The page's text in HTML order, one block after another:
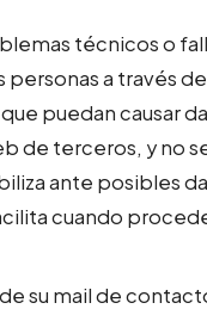
técnicos o
a través
puedan causar
de terceros, y no
ante posibles
cuando
su mail de